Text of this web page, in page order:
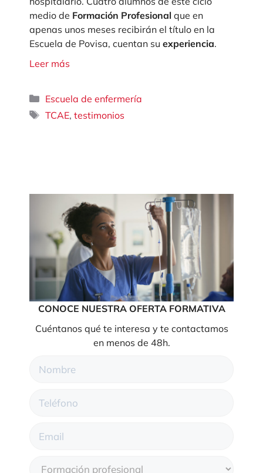
medio de Formación Profesional que en
apenas unos meses recibirán el título en la
Escuela de Povisa, cuentan su experiencia.
Leer más
Categorías
Escuela de enfermería
Etiquetas
TCAE,testimonios
CONOCE NUESTRA OFERTA FORMATIVA
Cuéntanos qué te interesa y te contactamos
en menos de 48h.